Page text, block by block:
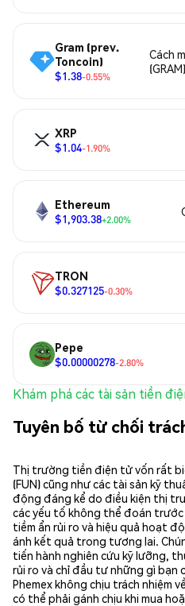
Gram (prev.
Toncoin)
$1.38-0.55%
Cách
(GRAM)
XRP
$1.04-1.90%
Ethereum
$1,903.38+2.00%
TRON
$0.327125-0.30%
Pepe
$0.00000278-2.80%
Khám phá các tài sản tiền
Tuyên bố từ chối
Thị trường tiền điện tử vốn rất
(FUN) cũng như các tài sản kỹ
động đáng kể do điều kiện thị
các yếu tố không thể đoán
tiềm ẩn rủi ro và hiệu quả hoạt
ánh kết quả trong tương lai.
tiến hành nghiên cứu kỹ lưỡng,
rủi ro và chỉ đầu tư những gì bạn
Phemex không chịu trách nhiệm
có thể phải gánh chịu khi mua